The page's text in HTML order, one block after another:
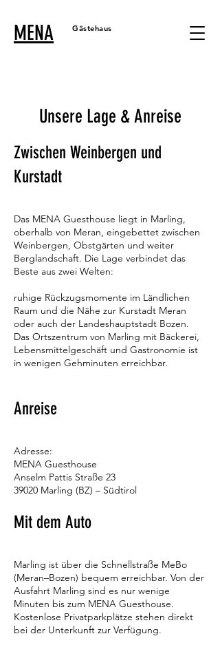
MENA Gästehaus
Unsere Lage & Anreise
Zwischen Weinbergen und
Kurstadt
Das MENA Guesthouse liegt in Marling,
oberhalb von Meran, eingebettet zwischen
Weinbergen, Obstgärten und weiter
Berglandschaft. Die Lage verbindet das
Beste aus zwei Welten:
ruhige Rückzugsmomente im Ländlichen
Raum und die Nähe zur Kurstadt Meran
oder auch der Landeshauptstadt Bozen.
Das Ortszentrum von Marling mit Bäckerei,
Lebensmittelgeschäft und Gastronomie ist
in wenigen Gehminuten erreichbar.
Anreise
Adresse:
MENA Guesthouse
Anselm Pattis Straße 23
39020 Marling (BZ) – Südtirol
Mit dem Auto
Marling ist über die Schnellstraße MeBo
(Meran–Bozen) bequem erreichbar. Von der
Ausfahrt Marling sind es nur wenige
Minuten bis zum MENA Guesthouse.
Kostenlose Privatparkplätze stehen direkt
bei der Unterkunft zur Verfügung.